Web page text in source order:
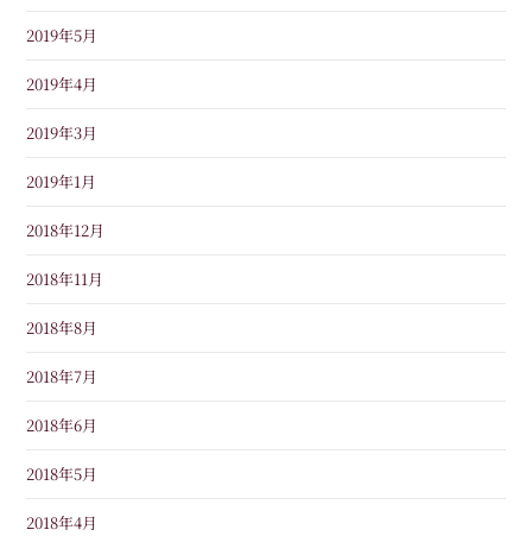
2019年5月
2019年4月
2019年3月
2019年1月
2018年12月
2018年11月
2018年8月
2018年7月
2018年6月
2018年5月
2018年4月